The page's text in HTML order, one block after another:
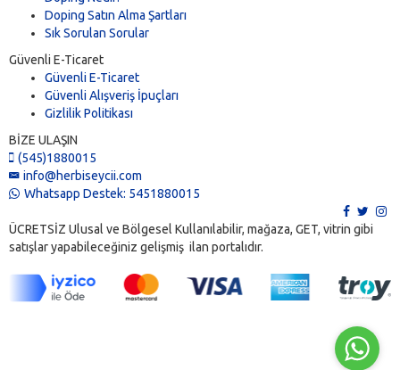
Doping Satın Alma Şartları
Sık Sorulan Sorular
Güvenli E-Ticaret
Güvenli E-Ticaret
Güvenli Alışveriş İpuçları
Gizlilik Politikası
BİZE ULAŞIN
(545)1880015
info@herbiseycii.com
Whatsapp Destek: 5451880015
ÜCRETSİZ Ulusal ve Bölgesel Kullanılabilir, mağaza, GET, vitrin gibi
satışlar yapabileceğiniz gelişmiş ilan portalıdır.